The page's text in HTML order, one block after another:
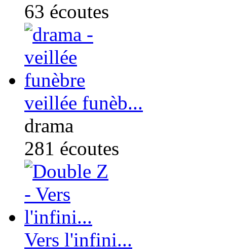
63 écoutes
veillée funèb...
drama
281 écoutes
Vers l'infini...